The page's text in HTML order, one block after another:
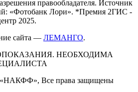
правообладателя. Источник
«Фотобанк Лори». *Премия 2ГИС -
2025.
сайта — ЛЕМАНГО.
НЕОБХОДИМА
Все права защищены